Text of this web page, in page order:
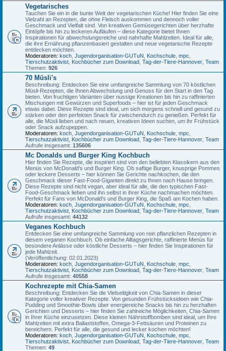
Vegetarisches
Tauchen Sie ein in die bunte Welt der vegetarischen Küche! Hier finden Sie eine
Vielzahl an Rezepten, die ohne Fleisch auskommen und dennoch voller
Geschmack und Vielfalt sind. Von kreativen Gemüsegerichten über herzhafte
Eintöpfe bis hin zu leckeren Aufläufen – diese Kategorie bietet Ihnen
Inspirationen für abwechslungsreiche und nahrhafte Mahlzeiten. Ideal für alle,
die ihre Ernährung pflanzenbasiert gestalten und neue vegetarische Rezepte
entdecken möchten.
Moderatoren: koch Jugendorganisation-GUTuN Kochschule mpc
Tierschutzaktivist Kochbücher zum Download Tag-der-Tiere-Hannover Team
Themen: 926
70 Müsli's
Beschreibung: Entdecken Sie eine umfangreiche Sammlung von 70 köstlichen
Müsli-Rezepten, die Ihnen Abwechslung und Genuss für den Start in den Tag
bieten. Von fruchtigen Varianten über nussige Kreationen bis hin zu raffinierten
Mischungen mit Gewürzen und Superfoods – hier ist für jeden Geschmack
etwas dabei. Diese Rezepte sind ideal, um sich morgens schnell und gesund zu
stärken oder den perfekten Snack für zwischendurch zu genießen. Perfekt für
alle, die Müsli lieben und nach neuen, kreativen Ideen suchen, um ihr Frühstück
oder Snack aufzupeppen.
Moderatoren: koch Jugendorganisation-GUTuN Kochschule mpc
Tierschutzaktivist Kochbücher zum Download Tag-der-Tiere-Hannover Team
Aufrufe insgesamt: 135606
Mc Donalds und Burger King Kochbuch
Hier finden Sie Rezepte, die inspiriert sind von den beliebten Klassikern aus den
Menüs von McDonald's und Burger King. Ob saftige Burger, knusprige Pommes
oder leckere Desserts – hier können Sie Gerichte nachkochen, die den
Geschmack dieser Fast-Food-Giganten direkt zu Ihnen nach Hause bringen.
Diese Rezepte sind nicht vegan, aber ideal für alle, die den typischen Fast-
Food-Geschmack lieben und ihn selbst in ihrer Küche nachmachen möchten.
Perfekt für Fans von McDonald's und Burger King, die Spaß am Kochen haben.
Moderatoren: koch Jugendorganisation-GUTuN Kochschule mpc
Tierschutzaktivist Kochbücher zum Download Tag-der-Tiere-Hannover Team
Aufrufe insgesamt: 44132
Veganes Kochbuch
Entdecken Sie eine umfangreiche Sammlung von rein pflanzlichen Rezepten in
diesem veganen Kochbuch. Ob einfache Alltagsgerichte, raffinierte Menüs für
besondere Anlässe oder köstliche Desserts – hier finden Sie Inspirationen für
jede Mahlzeit.
(Veröffentlichung: 02.01.2023)
Moderatoren: koch Jugendorganisation-GUTuN Kochschule mpc
Tierschutzaktivist Kochbücher zum Download Tag-der-Tiere-Hannover Team
Aufrufe insgesamt: 40558
Kochrezepte mit Chia-Samen
Beschreibung: Entdecken Sie die Vielseitigkeit von Chia-Samen in dieser
Kategorie voller kreativer Rezepte. Von gesunden Frühstücksideen wie Chia-
Pudding und Smoothie-Bowls über energiereiche Snacks bis hin zu herzhaften
Gerichten und Desserts – hier finden Sie zahlreiche Möglichkeiten, Chia-Samen
in Ihrer Küche einzusetzen. Diese kleinen Nährstoffbomben sind ideal, um Ihre
Mahlzeiten mit extra Ballaststoffen, Omega-3-Fettsäuren und Proteinen zu
bereichern. Perfekt für alle, die gesund und lecker kochen möchten!
Moderatoren: koch Jugendorganisation-GUTuN Kochschule mpc
Tierschutzaktivist Kochbücher zum Download Tag-der-Tiere-Hannover Team
Themen: 49